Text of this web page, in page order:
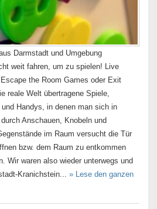
Darmstadt und Umgebung
weit fahren, um zu spielen! Live
the Room Games oder Exit
reale Welt übertragene Spiele,
Handys, in denen man sich in
Anschauen, Knobeln und
im Raum versucht die Tür
bzw. dem Raum zu entkommen
Wir waren also wieder unterwegs und
Kranichstein... » Lese den ganzen